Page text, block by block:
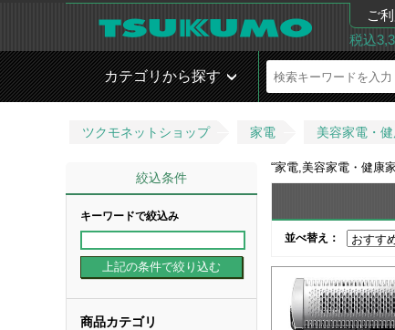
ご
税込
カテゴリから探す
ツクモネットショップ 家電 美容家電・
絞込条件
キーワードで絞込み
商品カテゴリ
“家電,美容家電・健康
並べ替え：